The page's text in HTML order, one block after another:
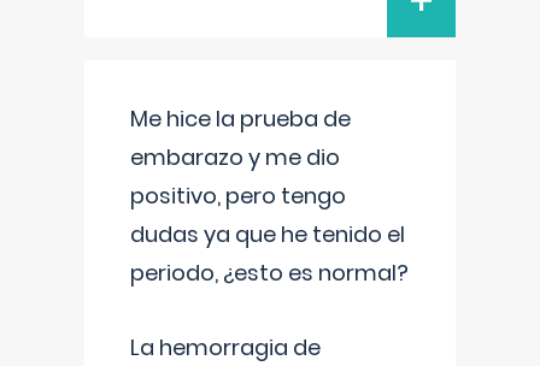
Me hice la prueba de
embarazo y me dio
positivo, pero tengo
dudas ya que he tenido el
periodo, ¿esto es normal?
La hemorragia de